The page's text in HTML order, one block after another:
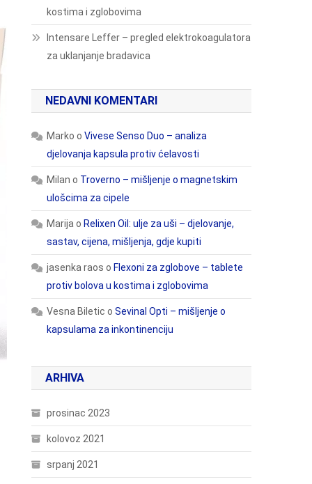
kostima i zglobovima
Intensare Leffer – pregled elektrokoagulatora
za uklanjanje bradavica
NEDAVNI KOMENTARI
Marko oVivese Senso Duo – analiza
djelovanja kapsula protiv ćelavosti
Milan o Troverno – mišljenje o magnetskim
ulošcima za cipele
Marija o Relixen Oil: ulje za uši – djelovanje,
sastav, cijena, mišljenja, gdje kupiti
jasenka raos o Flexoni za zglobove – tablete
protiv bolova u kostima i zglobovima
Vesna Biletic oSevinal Opti – mišljenje o
kapsulama za inkontinenciju
ARHIVA
prosinac 2023
kolovoz 2021
srpanj 2021